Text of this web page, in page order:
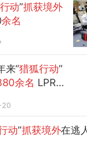
动”抓获境外
余名
来“猎狐行动”
余名 LPR连
动”抓获境外在逃